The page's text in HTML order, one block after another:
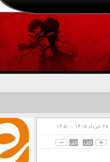
۲۸ خرداد ۱۴۰۵ - ۱۴:۵۰